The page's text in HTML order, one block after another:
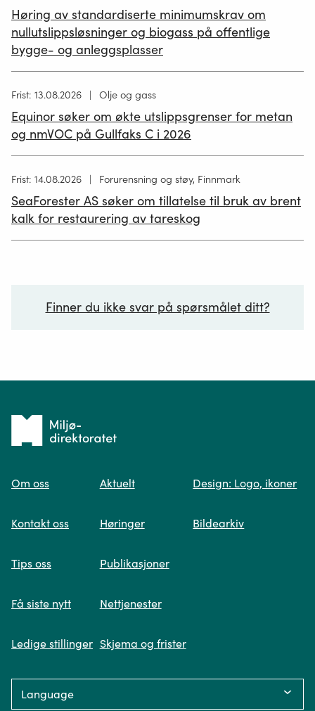
12.05.2026
Høring av standardiserte minimumskrav om
nullutslippsløsninger og biogass på offentlige
bygge- og anleggsplasser
Høring
publisert
02.07.2026
Frist: 13.08.2026 Olje og gass
Equinor søker om økte utslippsgrenser for metan
og nmVOC på Gullfaks C i 2026
Høring
publisert
19.06.2026
Frist: 14.08.2026 Forurensning og støy, Finnmark
SeaForester AS søker om tillatelse til bruk av brent
kalk for restaurering av tareskog
Finner du ikke svar på spørsmålet ditt?
søk og viser deg vår mest relevante
Trykk på knappen under og fyll inn
Tilbake
forsiden
Om oss
Kontakt oss
Tips oss
Få siste nytt
Ledige stillinger
Aktuelt
Høringer
Publikasjoner
Nettjenester
Skjema og frister
Design: Logo, ikoner
Bildearkiv